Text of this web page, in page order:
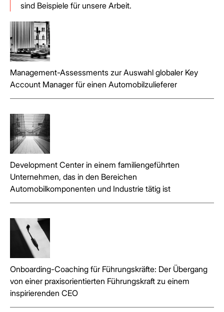
sind Beispiele für unsere Arbeit.
Management-Assessments zur Auswahl globaler Key
Account Manager für einen Automobilzulieferer
Development Center in einem familiengeführten
Unternehmen, das in den Bereichen
Automobilkomponenten und Industrie tätig ist
Onboarding-Coaching für Führungskräfte: Der Übergang
von einer praxisorientierten Führungskraft zu einem
inspirierenden CEO